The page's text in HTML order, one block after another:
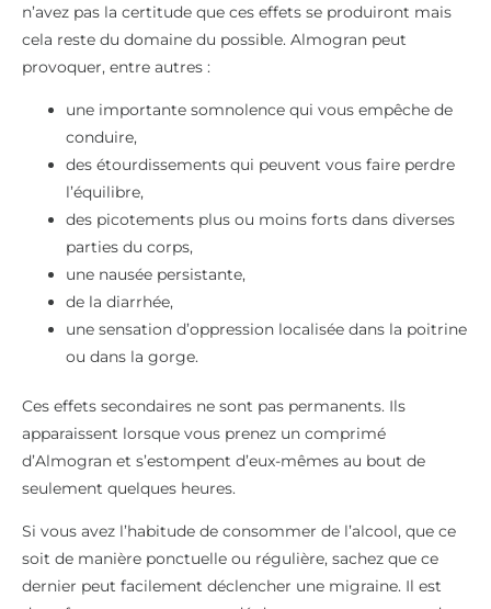
n’avez pas la certitude que ces effets se produiront mais
cela reste du domaine du possible. Almogran peut
provoquer, entre autres :
une importante somnolence qui vous empêche de
conduire,
des étourdissements qui peuvent vous faire perdre
l’équilibre,
des picotements plus ou moins forts dans diverses
parties du corps,
une nausée persistante,
de la diarrhée,
une sensation d’oppression localisée dans la poitrine
ou dans la gorge.
Ces effets secondaires ne sont pas permanents. Ils
apparaissent lorsque vous prenez un comprimé
d’Almogran et s’estompent d’eux-mêmes au bout de
seulement quelques heures.
Si vous avez l’habitude de consommer de l’alcool, que ce
soit de manière ponctuelle ou régulière, sachez que ce
dernier peut facilement déclencher une migraine. Il est